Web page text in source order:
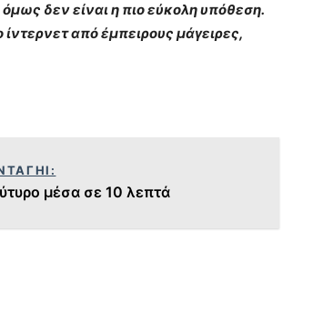
δεν είναι η πιο εύκολη υπόθεση.
από έμπειρους μάγειρες,
μέσα σε 10 λεπτά